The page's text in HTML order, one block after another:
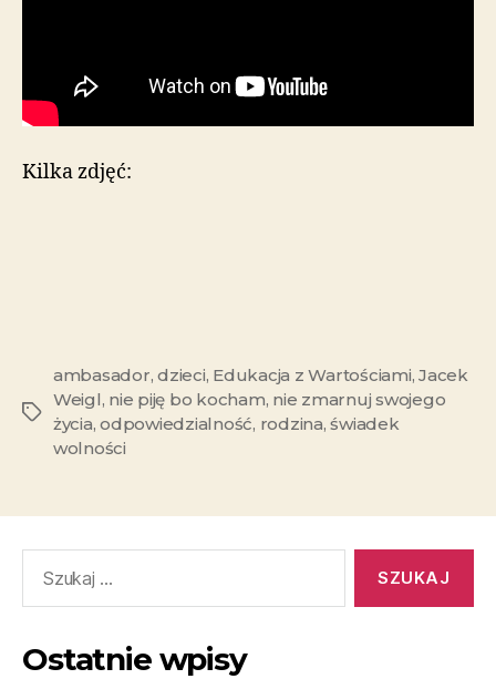
Kilka zdjęć:
ambasador,dzieci, Edukacja z Wartościami,Jacek
Weigl, nie piję bo kocham, nie zmarnuj swojego
życia,odpowiedzialność, rodzina,świadek
wolności
Ostatnie wpisy